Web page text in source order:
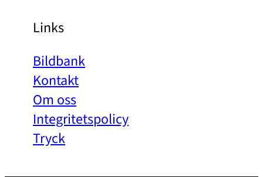
Links
Bildbank
Kontakt
Om oss
Integritetspolicy
Tryck